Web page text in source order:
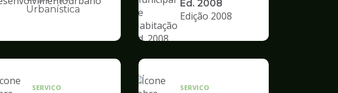
Ilustração
de
Desenvolvimento
Urbanística
Ed. 2008
Edição 2008
SERVICO SERVICO